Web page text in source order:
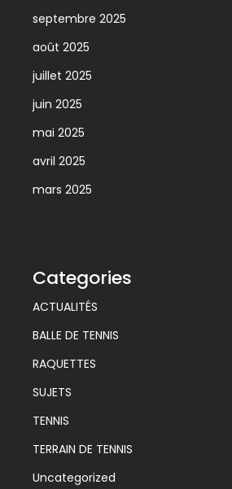
septembre 2025
août 2025
juillet 2025
juin 2025
mai 2025
avril 2025
mars 2025
Categories
ACTUALITÉS
BALLE DE TENNIS
RAQUETTES
SUJETS
TENNIS
TERRAIN DE TENNIS
Uncategorized